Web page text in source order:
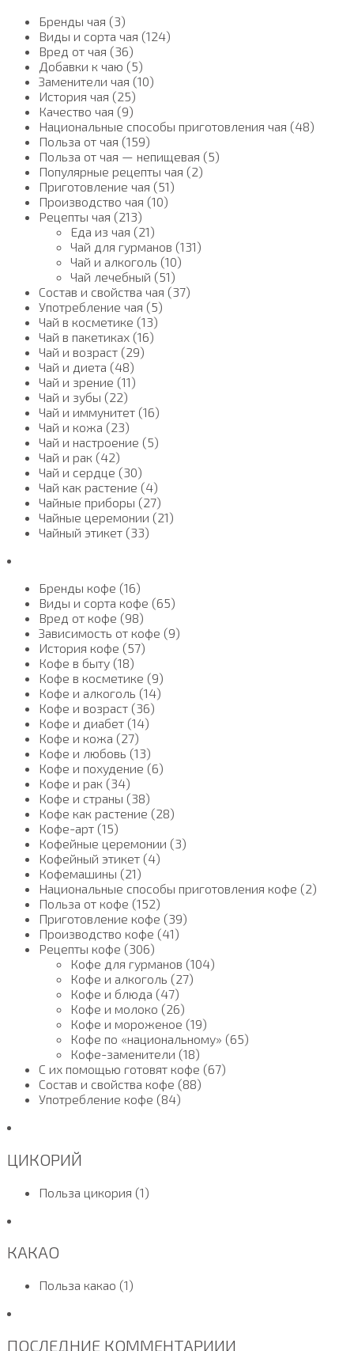
Бренды чая (3)
Виды и сорта чая (124)
Вред от чая (36)
Добавки к чаю (5)
Заменители чая (10)
История чая (25)
Качество чая (9)
Национальные способы приготовления чая (48)
Польза от чая (159)
Польза от чая — непищевая (5)
Популярные рецепты чая (2)
Приготовление чая (51)
Производство чая (10)
Рецепты чая (213)
Еда из чая (21)
Чай для гурманов (131)
Чай и алкоголь (10)
Чай лечебный (51)
Состав и свойства чая (37)
Употребление чая (5)
Чай в косметике (13)
Чай в пакетиках (16)
Чай и возраст (29)
Чай и диета (48)
Чай и зрение (11)
Чай и зубы (22)
Чай и иммунитет (16)
Чай и кожа (23)
Чай и настроение (5)
Чай и рак (42)
Чай и сердце (30)
Чай как растение (4)
Чайные приборы (27)
Чайные церемонии (21)
Чайный этикет (33)
Бренды кофе (16)
Виды и сорта кофе (65)
Вред от кофе (98)
Зависимость от кофе (9)
История кофе (57)
Кофе в быту (18)
Кофе в косметике (9)
Кофе и алкоголь (14)
Кофе и возраст (36)
Кофе и диабет (14)
Кофе и кожа (27)
Кофе и любовь (13)
Кофе и похудение (6)
Кофе и рак (34)
Кофе и страны (38)
Кофе как растение (28)
Кофе-арт (15)
Кофейные церемонии (3)
Кофейный этикет (4)
Кофемашины (21)
Национальные способы приготовления кофе (2)
Польза от кофе (152)
Приготовление кофе (39)
Производство кофе (41)
Рецепты кофе (306)
Кофе для гурманов (104)
Кофе и алкоголь (27)
Кофе и блюда (47)
Кофе и молоко (26)
Кофе и мороженое (19)
Кофе по «национальному» (65)
Кофе-заменители (18)
С их помощью готовят кофе (67)
Состав и свойства кофе (88)
Употребление кофе (84)
ЦИКОРИЙ
Польза цикория (1)
КАКАО
Польза какао (1)
ПОСЛЕДНИЕ КОММЕНТАРИИИ